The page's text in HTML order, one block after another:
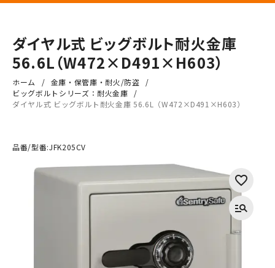
ダイヤル式 ビッグボルト耐火金庫
56.6L（W472×D491×H603）
ホーム
金庫・保管庫・耐火/防盗
ビッグボルトシリーズ：耐火金庫
ダイヤル式 ビッグボルト耐火金庫 56.6L（W472×D491×H603）
品番/型番:JFK205CV